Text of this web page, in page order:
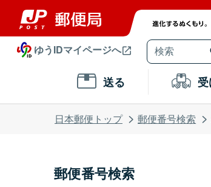
ゆうIDマイページへ
送る
日本郵便トップ 郵便番号検索
郵便番号検索